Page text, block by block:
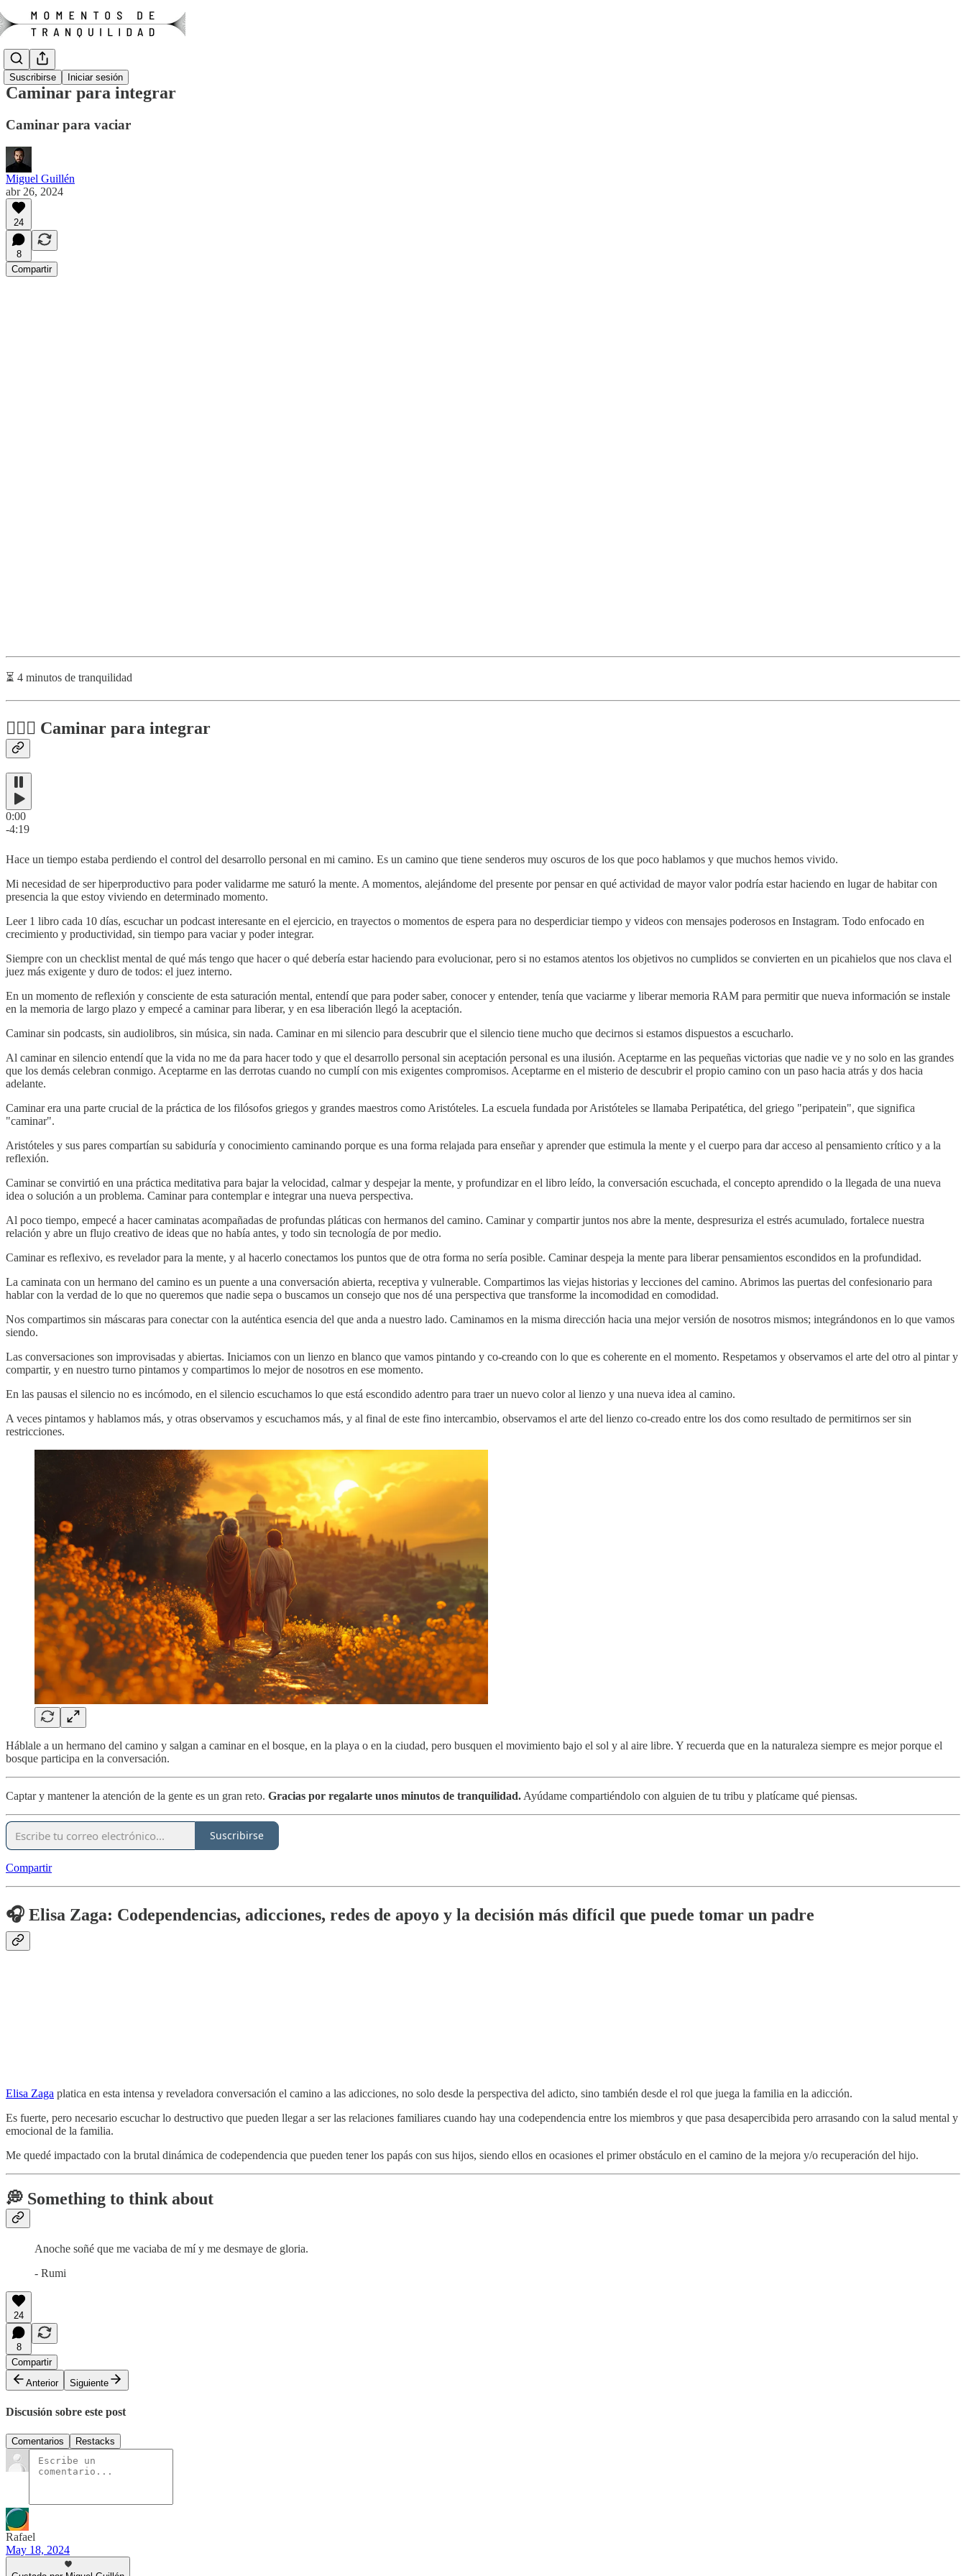
Suscribirse Iniciar sesión
Caminar para integrar
Caminar para vaciar
Miguel Guillén
abr 26, 2024
24
8
Compartir
⏳ 4 minutos de tranquilidad
🚶🏻‍♂️ Caminar para integrar
0:00
-4:19
Hace un tiempo estaba perdiendo el control del desarrollo personal en mi camino. Es un camino que tiene senderos muy oscuros de los que poco hablamos y que muchos hemos vivido.
Mi necesidad de ser hiperproductivo para poder validarme me saturó la mente. A momentos, alejándome del presente por pensar en qué actividad de mayor valor podría estar haciendo en lugar de habitar con
presencia la que estoy viviendo en determinado momento.
Leer 1 libro cada 10 días, escuchar un podcast interesante en el ejercicio, en trayectos o momentos de espera para no desperdiciar tiempo y videos con mensajes poderosos en Instagram. Todo enfocado en
crecimiento y productividad, sin tiempo para vaciar y poder integrar.
Siempre con un checklist mental de qué más tengo que hacer o qué debería estar haciendo para evolucionar, pero si no estamos atentos los objetivos no cumplidos se convierten en un picahielos que nos clava el
juez más exigente y duro de todos: el juez interno.
En un momento de reflexión y consciente de esta saturación mental, entendí que para poder saber, conocer y entender, tenía que vaciarme y liberar memoria RAM para permitir que nueva información se instale
en la memoria de largo plazo y empecé a caminar para liberar, y en esa liberación llegó la aceptación.
Caminar sin podcasts, sin audiolibros, sin música, sin nada. Caminar en mi silencio para descubrir que el silencio tiene mucho que decirnos si estamos dispuestos a escucharlo.
Al caminar en silencio entendí que la vida no me da para hacer todo y que el desarrollo personal sin aceptación personal es una ilusión. Aceptarme en las pequeñas victorias que nadie ve y no solo en las grandes
que los demás celebran conmigo. Aceptarme en las derrotas cuando no cumplí con mis exigentes compromisos. Aceptarme en el misterio de descubrir el propio camino con un paso hacia atrás y dos hacia
adelante.
Caminar era una parte crucial de la práctica de los filósofos griegos y grandes maestros como Aristóteles. La escuela fundada por Aristóteles se llamaba Peripatética, del griego "peripatein", que significa
"caminar".
Aristóteles y sus pares compartían su sabiduría y conocimiento caminando porque es una forma relajada para enseñar y aprender que estimula la mente y el cuerpo para dar acceso al pensamiento crítico y a la
reflexión.
Caminar se convirtió en una práctica meditativa para bajar la velocidad, calmar y despejar la mente, y profundizar en el libro leído, la conversación escuchada, el concepto aprendido o la llegada de una nueva
idea o solución a un problema. Caminar para contemplar e integrar una nueva perspectiva.
Al poco tiempo, empecé a hacer caminatas acompañadas de profundas pláticas con hermanos del camino. Caminar y compartir juntos nos abre la mente, despresuriza el estrés acumulado, fortalece nuestra
relación y abre un flujo creativo de ideas que no había antes, y todo sin tecnología de por medio.
Caminar es reflexivo, es revelador para la mente, y al hacerlo conectamos los puntos que de otra forma no sería posible. Caminar despeja la mente para liberar pensamientos escondidos en la profundidad.
La caminata con un hermano del camino es un puente a una conversación abierta, receptiva y vulnerable. Compartimos las viejas historias y lecciones del camino. Abrimos las puertas del confesionario para
hablar con la verdad de lo que no queremos que nadie sepa o buscamos un consejo que nos dé una perspectiva que transforme la incomodidad en comodidad.
Nos compartimos sin máscaras para conectar con la auténtica esencia del que anda a nuestro lado. Caminamos en la misma dirección hacia una mejor versión de nosotros mismos; integrándonos en lo que vamos
siendo.
Las conversaciones son improvisadas y abiertas. Iniciamos con un lienzo en blanco que vamos pintando y co-creando con lo que es coherente en el momento. Respetamos y observamos el arte del otro al pintar y
compartir, y en nuestro turno pintamos y compartimos lo mejor de nosotros en ese momento.
En las pausas el silencio no es incómodo, en el silencio escuchamos lo que está escondido adentro para traer un nuevo color al lienzo y una nueva idea al camino.
A veces pintamos y hablamos más, y otras observamos y escuchamos más, y al final de este fino intercambio, observamos el arte del lienzo co-creado entre los dos como resultado de permitirnos ser sin
restricciones.
Háblale a un hermano del camino y salgan a caminar en el bosque, en la playa o en la ciudad, pero busquen el movimiento bajo el sol y al aire libre. Y recuerda que en la naturaleza siempre es mejor porque el
bosque participa en la conversación.
Captar y mantener la atención de la gente es un gran reto. Gracias por regalarte unos minutos de tranquilidad. Ayúdame compartiéndolo con alguien de tu tribu y platícame qué piensas.
Suscribirse
Compartir
🎧 Elisa Zaga: Codependencias, adicciones, redes de apoyo y la decisión más difícil que puede tomar un padre
Elisa Zaga platica en esta intensa y reveladora conversación el camino a las adicciones, no solo desde la perspectiva del adicto, sino también desde el rol que juega la familia en la adicción.
Es fuerte, pero necesario escuchar lo destructivo que pueden llegar a ser las relaciones familiares cuando hay una codependencia entre los miembros y que pasa desapercibida pero arrasando con la salud mental y
emocional de la familia.
Me quedé impactado con la brutal dinámica de codependencia que pueden tener los papás con sus hijos, siendo ellos en ocasiones el primer obstáculo en el camino de la mejora y/o recuperación del hijo.
💭 Something to think about
Anoche soñé que me vaciaba de mí y me desmaye de gloria.
- Rumi
24
8
Compartir
Anterior
Siguiente
Discusión sobre este post
Comentarios Restacks
Rafael
May 18, 2024